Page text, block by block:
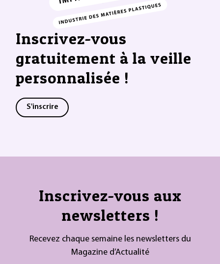
Inscrivez-vous
gratuitement à la veille
personnalisée !
S'inscrire
Inscrivez-vous aux
newsletters !
Recevez chaque semaine les newsletters du
Magazine d’Actualité